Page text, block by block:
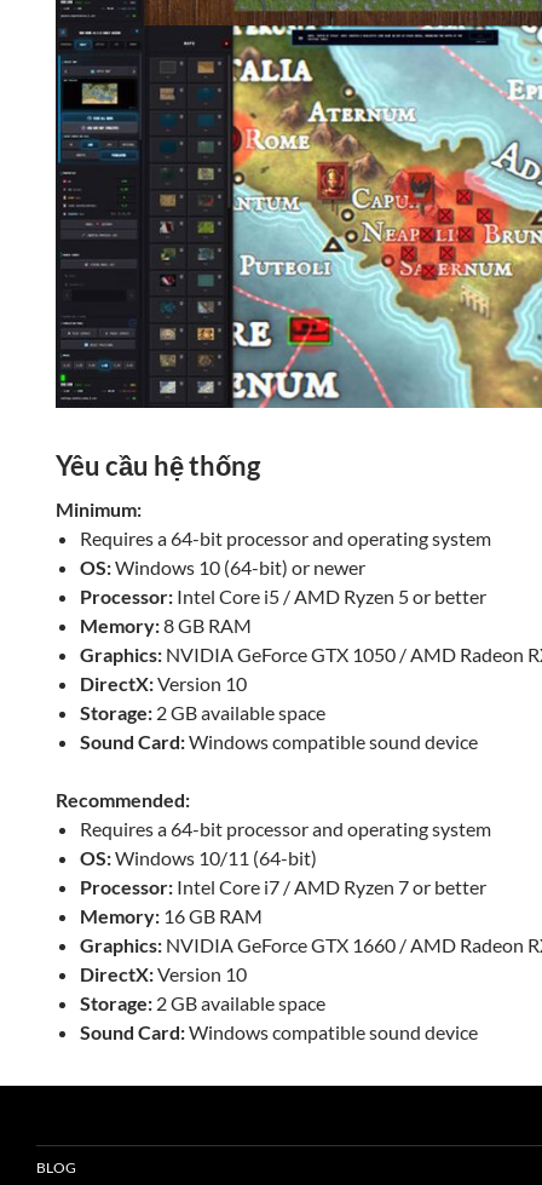
Yêu cầu hệ thống
Minimum:
Requires a 64-bit processor and operating system
OS:Windows 10 (64-bit) or newer
Processor: Intel Core i5 / AMD Ryzen 5 or better
Memory:8 GB RAM
Graphics: NVIDIA GeForce GTX 1050 / AMD Radeon
DirectX:Version 10
Storage: 2 GB available space
Sound Card:Windows compatible sound device
Recommended:
Requires a 64-bit processor and operating system
OS:Windows 10/11 (64-bit)
Processor: Intel Core i7 / AMD Ryzen 7 or better
Memory: 16 GB RAM
Graphics: NVIDIA GeForce GTX 1660 / AMD Radeon
DirectX:Version 10
Storage: 2 GB available space
Sound Card:Windows compatible sound device
BLOG